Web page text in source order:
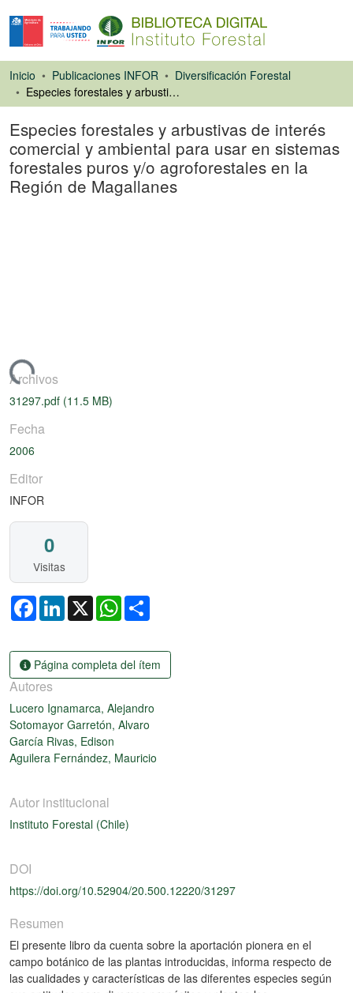
Inicio Publicaciones INFOR
Diversificación Forestal
Especies forestales y arbustivas de interés comercial y ambiental para usar en sistemas forestales puros y/o agroforestales en la Región de Magallanes
Especies forestales y arbustivas de interés
comercial y ambiental para usar en sistemas
forestales puros y/o agroforestales en la
Región de Magallanes
Archivos
31297.pdf (11.5 MB)
Fecha
2006
Editor
INFOR
0
Visitas
FacebookLinkedIn
X WhatsApp
Página completa del ítem
Autores
Lucero Ignamarca, Alejandro
Sotomayor Garretón, Alvaro
García Rivas, Edison
Aguilera Fernández, Mauricio
Autor institucional
Instituto Forestal (Chile)
DOI
https://doi.org/10.52904/20.500.12220/31297
Resumen
El presente libro da cuenta sobre la aportación pionera en el
campo botánico de las plantas introducidas, informa respecto de
las cualidades y características de las diferentes especies según